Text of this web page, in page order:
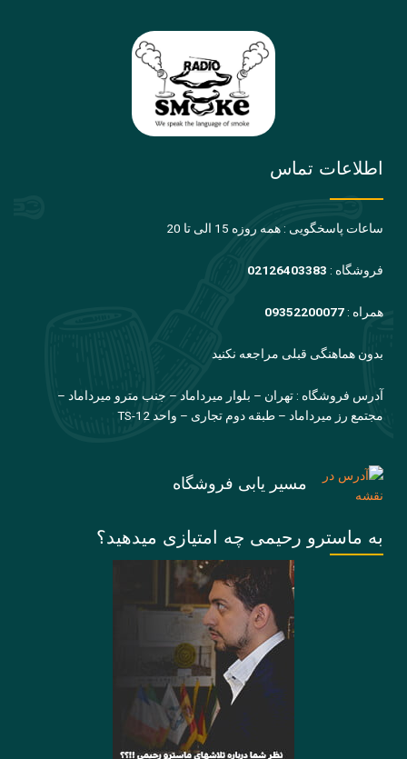
اطلاعات تماس
ساعات پاسخگویی : همه روزه 15 الی تا 20
فروشگاه : 02126403383
همراه : 09352200077
بدون هماهنگی قبلی مراجعه نکنید
آدرس فروشگاه : تهران – بلوار میرداماد – جنب مترو میرداماد –
مجتمع رز میرداماد – طبقه دوم تجاری – واحد TS-12
مسیر یابی فروشگاه
به ماسترو رحیمی چه امتیازی میدهید؟